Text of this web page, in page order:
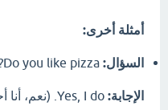
أمثلة أخرى:
السؤال:
الإجابة: